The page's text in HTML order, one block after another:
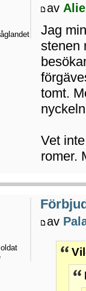
av
Jag
stenen
tomt.
Vet
romer.
av